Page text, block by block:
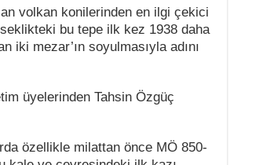
volkan konilerinden en ilgi çekici
bu tepe ilk kez 1938 daha
iki mezar’ın soyulmasıyla adını
üyelerinden Tahsin Özgüç
özellikle milattan önce MÖ 850-